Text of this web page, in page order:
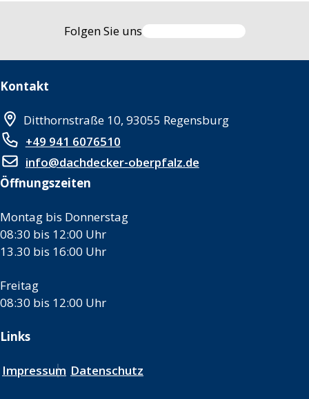
Folgen Sie uns
Kontakt
Ditthornstraße 10, 93055 Regensburg
+49 941 6076510
info@dachdecker-oberpfalz.de
Öffnungszeiten
Montag bis Donnerstag
08:30 bis 12:00 Uhr
13.30 bis 16:00 Uhr
Freitag
08:30 bis 12:00 Uhr
Links
Impressum Datenschutz